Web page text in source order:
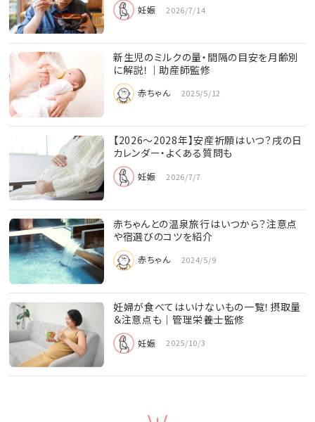
妊娠 2026/7/14
新生児のミルクの量・間隔の目安を月齢別
に解説！｜助産師監修
赤ちゃん 2025/5/12
【2026〜2028年】安産祈願はいつ？戌の日
カレンダー・よくある質問も
妊娠 2026/7/7
赤ちゃんとの温泉旅行はいつから？注意点
や宿選びのコツを紹介
赤ちゃん 2024/5/9
妊婦が食べてはいけないもの一覧！摂取量
＆注意点も│管理栄養士監修
妊娠 2025/10/3